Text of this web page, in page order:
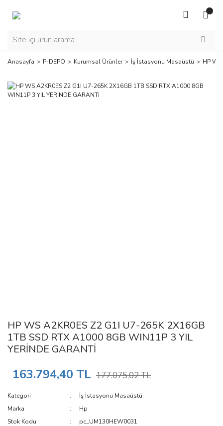
Anasayfa P-DEPO Kurumsal Ürünler İş İstasyonu Masaüstü HP
HP WS A2KR0ES Z2 G1I U7-265K 2X16GB
1TB SSD RTX A1000 8GB WIN11P 3 YIL
YERİNDE GARANTİ
163.794,40 TL 177.075,02 TL
Kategori
İş İstasyonu Masaüstü
Marka
Hp
Stok Kodu
pc_UM130HEW0031